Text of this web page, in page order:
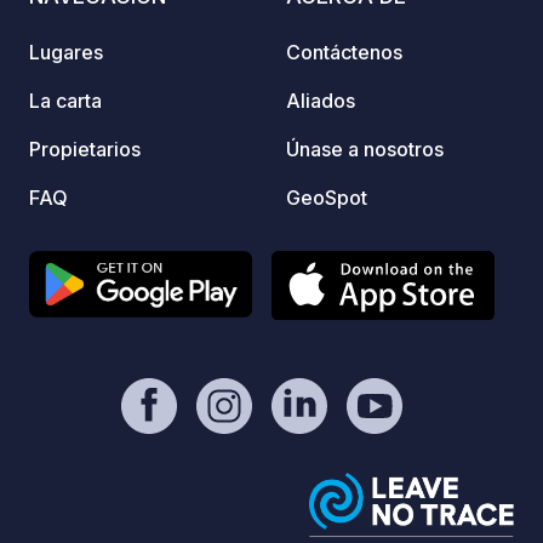
por
Lugares
La carta
Propietarios
FAQ
Contáctenos
Aliados
Únase a nosotros
GeoSpot